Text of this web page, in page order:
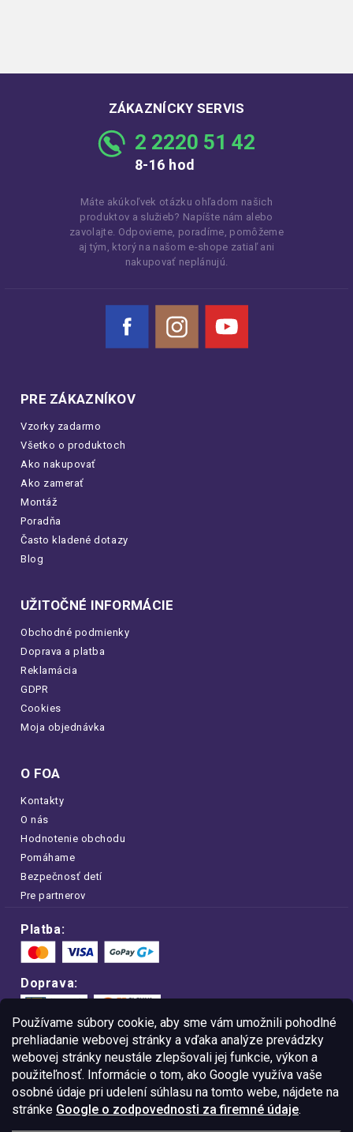
Používame súbory cookie, aby sme vám umožnili pohodlné
prehliadanie webovej stránky a vďaka analýze prevádzky
webovej stránky neustále zlepšovali jej funkcie, výkon a
použiteľnosť. Informácie o tom, ako Google využíva vaše
osobné údaje pri udelení súhlasu na tomto webe, nájdete na
stránke Google o zodpovednosti za firemné údaje.
ZÁKAZNÍCKY SERVIS
2 2220 51 42
8-16 hod
Máte akúkoľvek otázku ohľadom našich
produktov a služieb? Napíšte nám alebo
zavolajte. Odpovieme, poradíme, pomôžeme
aj tým, ktorý na našom e-shope zatiaľ ani
nakupovať neplánujú.
Facebook Instagram YouTube
PRE ZÁKAZNÍKOV
Vzorky zadarmo
Všetko o produktoch
Ako nakupovať
Ako zamerať
Montáž
Poradňa
Často kladené dotazy
Blog
UŽITOČNÉ INFORMÁCIE
Obchodné podmienky
Doprava a platba
Reklamácia
GDPR
Cookies
Moja objednávka
O FOA
Kontakty
O nás
Hodnotenie obchodu
Pomáhame
Bezpečnosť detí
Pre partnerov
Platba:
Doprava:
Nakupujte na FOA bezpečne a bez obáv.
Vďaka protokolu HTTPS sú vaše citlivé
dáta v úplnom bezpečí.